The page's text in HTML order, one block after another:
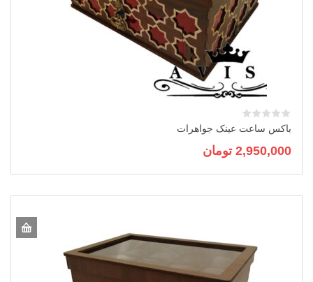
باکس ساعت عینک جواهرات
2,950,000 تومان